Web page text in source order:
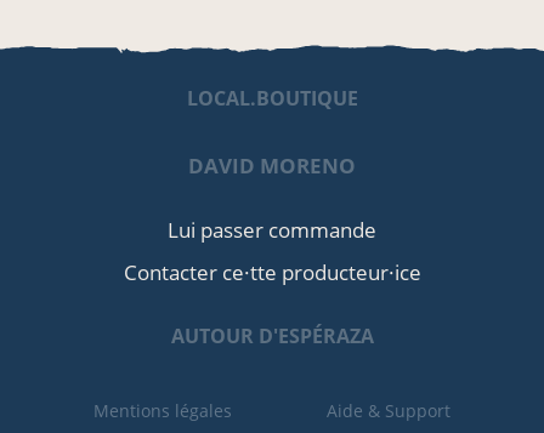
LOCAL.BOUTIQUE
DAVID MORENO
Lui passer commande
Contacter ce·tte producteur·ice
AUTOUR D'ESPÉRAZA
Mentions légales Aide & Support